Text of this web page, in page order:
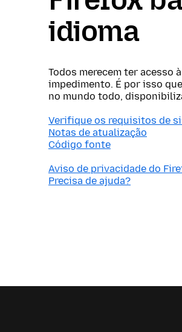
idioma
Todos merecem ter acesso
impedimento. É por isso
no mundo todo,
Verifique os requisitos de
Notas de atualização
Código fonte
Aviso de privacidade do
Precisa de ajuda?